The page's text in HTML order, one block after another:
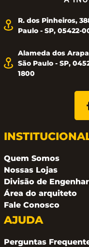
R. dos Pinheiros,
Paulo - SP, 05422-
Alameda dos
São Paulo - SP,
1800
Quem Somos
Nossas Lojas
Divisão de
Área do arquiteto
Fale Conosco
AJUDA
Perguntas